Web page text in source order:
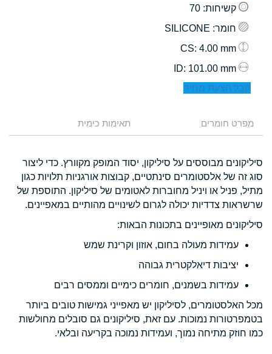
קשיחות: 70
חומר: SILICONE
: 4.00 mm
: 101.00 mm
קבל הצעת מחיר
מפרט חומרים תאימות כימית
סיליקונים מבוססים על סיליקון, יסוד המופק מקוורץ. כדי ליצור
סוג זה של אלסטומרים סינתטיים, קבוצות אורגניות תלויות כגון
מתיל, פניל או ויניל מחוברות לאטומים של סיליקון. התוספת של
שרשראות צדדיות יכולה לגרום לשינויים מהותיים במאפיינים.
סיליקונים מאופיינים בתכונות הבאות:
עמידות מעולה בחום, אוזון וקרינת שמש
יציבות דיאלקטרית גבוהה
עמידות בשמנים, חומרים כימיים וממסים רבים
מכל האלסטומרים, לסיליקון יש מאפייני גמישות טובים ביותר
בטמפרטורות נמוכות. עם זאת, סיליקונים גם סובלים מחולשות
כמו חוזק מתיחה נמוך, ועמידות נמוכה בקריעה ובלאי.